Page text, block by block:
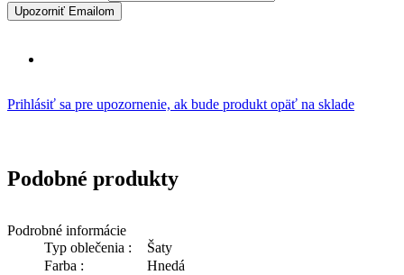
Upozorniť Emailom
Prihlásiť sa pre upozornenie, ak bude produkt opäť na sklade
Podrobné informácie
Typ oblečenia :
Šaty
Farba :
Hnedá
Podobné produkty